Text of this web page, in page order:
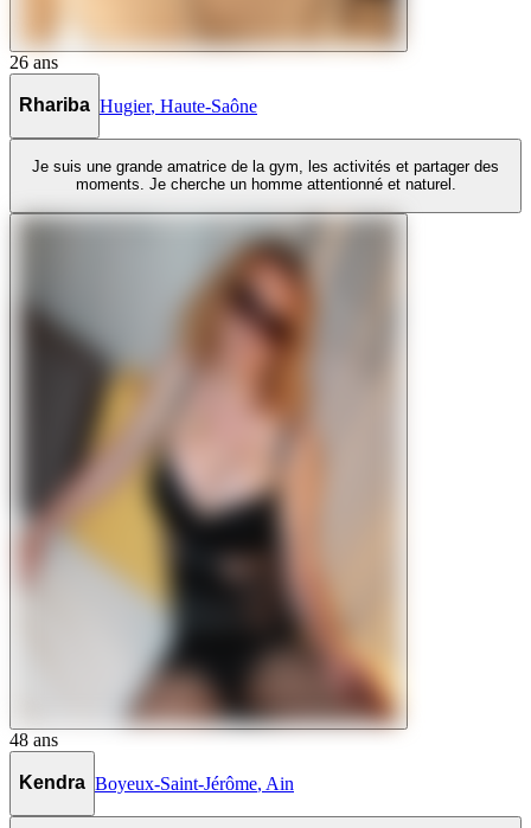
26 ans
Rhariba Hugier, Haute-Saône
Je suis une grande amatrice de la gym, les activités et partager des
moments. Je cherche un homme attentionné et naturel.
48 ans
Kendra Boyeux-Saint-Jérôme Ain